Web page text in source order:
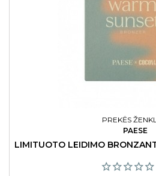
PREKĖS
PAESE
LIMITUOTO LEIDIMO